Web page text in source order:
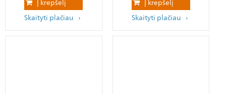
Į krepšelį
Skaityti plačiau
Į krepšelį
Skaityti plačiau